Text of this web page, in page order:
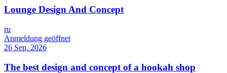
Lounge Design And Concept
ru
Anmeldung geöffnet
26 Sep. 2026
The best design and concept of a hookah shop